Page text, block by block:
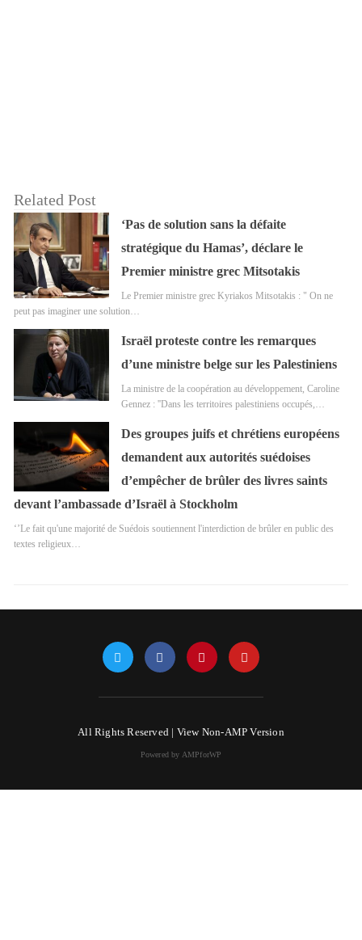
Related Post
‘Pas de solution sans la défaite
stratégique du Hamas’, déclare le
Premier ministre grec Mitsotakis
Le Premier ministre grec Kyriakos Mitsotakis : " On ne
peut pas imaginer une solution…
Israël proteste contre les remarques
d’une ministre belge sur les Palestiniens
La ministre de la coopération au développement, Caroline
Gennez : ''Dans les territoires palestiniens occupés,…
Des groupes juifs et chrétiens européens
demandent aux autorités suédoises
d’empêcher de brûler des livres saints
devant l’ambassade d’Israël à Stockholm
‘’Le fait qu'une majorité de Suédois soutiennent l'interdiction de brûler en public des
textes religieux…
All Rights Reserved | View Non-AMP Version
Powered by AMPforWP